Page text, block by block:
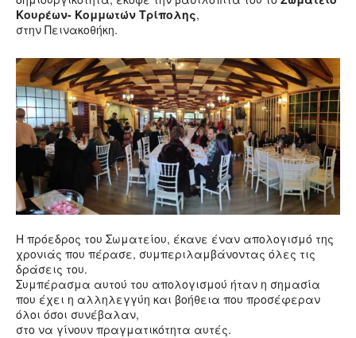
Κουρέων- Κομμωτών Τρίπολης,
στην Πεινακοθήκη.
Η πρόεδρος του Σωματείου, έκανε έναν απολογισμό της
χρονιάς που πέρασε, συμπεριλαμβάνοντας όλες τις
δράσεις του.
Συμπέρασμα αυτού του απολογισμού ήταν η σημασία
που έχει η αλληλεγγύη και βοήθεια που προσέφεραν
όλοι όσοι συνέβαλαν,
στο να γίνουν πραγματικότητα αυτές.